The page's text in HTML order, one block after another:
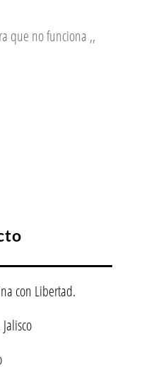
que no funciona ,,
con Libertad.